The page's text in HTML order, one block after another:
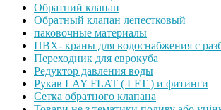
Обратний клапан
Обратный клапан лепестковый
паковочные материалы
ПВХ- краны для водоснабжения с
Переходник для еврокуба
Редуктор давления воды
Рукав LAY FLAT ( LFT ) и фитинги
Сетка обратного клапана